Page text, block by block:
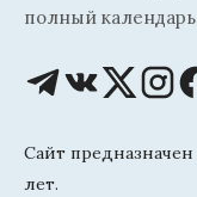
полный
Сайт
лет.